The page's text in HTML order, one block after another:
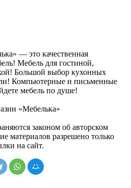
— это качественная
Мебель для гостиной,
Большой выбор кухонных
Компьютерные и письменные
мебель по душе!
«Мебелька»
законом об авторском
материалов разрешено только
на сайт.